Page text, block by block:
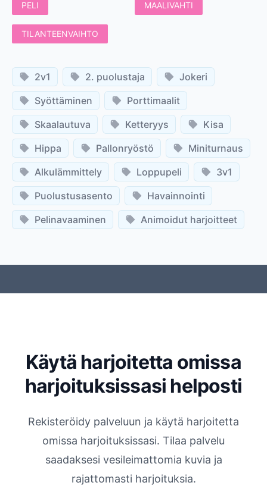
PELI MAALIVAHTI
TILANTEENVAIHTO
2v1 2. puolustaja
Jokeri
Syöttäminen
Porttimaalit
Skaalautuva
Ketteryys
Kisa
Hippa
Pallonryöstö
Miniturnaus
Alkulämmittely
Loppupeli
3v1
Puolustusasento
Havainnointi
Pelinavaaminen
Animoidut harjoitteet
Käytä harjoitetta omissa
harjoituksissasi helposti
Rekisteröidy palveluun ja käytä harjoitetta
omissa harjoituksissasi. Tilaa palvelu
saadaksesi vesileimattomia kuvia ja
rajattomasti harjoituksia.